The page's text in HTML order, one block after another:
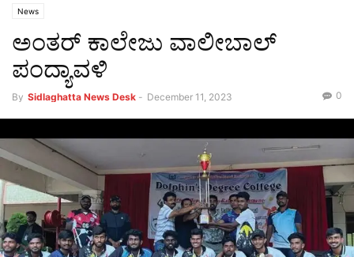
News
ಅಂತರ್ ಕಾಲೇಜು ವಾಲೀಬಾಲ್
ಪಂದ್ಯಾವಳಿ
By Sidlaghatta News Desk - December 11, 2023 0